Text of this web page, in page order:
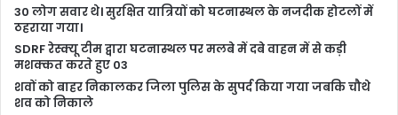
30 लोग सवार थे। सुरक्षित यात्रियों को घटनास्थल के नजदीक होटलों में
ठहराया गया।
SDRF रेस्क्यू टीम द्वारा घटनास्थल पर मलबे में दबे वाहन में से कड़ी
मशक्कत करते हुए 03
शवों को बाहर निकालकर जिला पुलिस के सुपर्द किया गया जबकि चौथे
शव को निकाले